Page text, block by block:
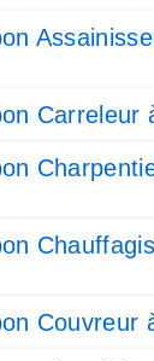
Carreleur
Couvreur